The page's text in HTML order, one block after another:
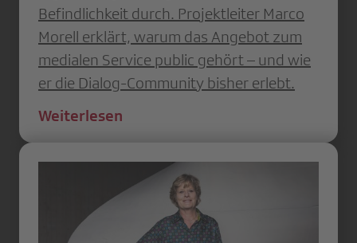
Befindlichkeit durch. Projekt­leiter Marco
Morell erklärt, warum das Angebot zum
medialen Service public gehört – und wie
er die Dialog­-Community bisher erlebt.
Weiterlesen